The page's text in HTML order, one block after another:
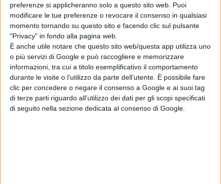
preferenze si applicheranno solo a questo sito web. Puoi
modificare le tue preferenze o revocare il consenso in qualsiasi
momento tornando su questo sito e facendo clic sul pulsante
"Privacy" in fondo alla pagina web.
È anche utile notare che questo sito web/questa app utilizza uno
o più servizi di Google e può raccogliere e memorizzare
informazioni, tra cui a titolo esemplificativo il comportamento
durante le visite o l’utilizzo da parte dell’utente. È possibile fare
clic per concedere o negare il consenso a Google e ai suoi tag
di terze parti riguardo all’utilizzo dei dati per gli scopi specificati
di seguito nella sezione dedicata al consenso di Google.
casting di Ciclope
negli X-Men
Chi siamo Contatti Privacy Policy
Cookie Policy
Emanuela Giuliani CFGLNMNL77T43L639Disclaimer